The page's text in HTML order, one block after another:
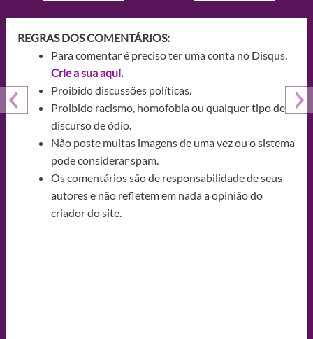
REGRAS DOS COMENTÁRIOS:
Para comentar é preciso ter uma conta no Disqus.
Crie a sua aqui.
Proibido discussões políticas.
Proibido racismo, homofobia ou qualquer tipo de
discurso de ódio.
Não poste muitas imagens de uma vez ou o sistema
pode considerar spam.
Os comentários são de responsabilidade de seus
autores e não refletem em nada a opinião do
criador do site.